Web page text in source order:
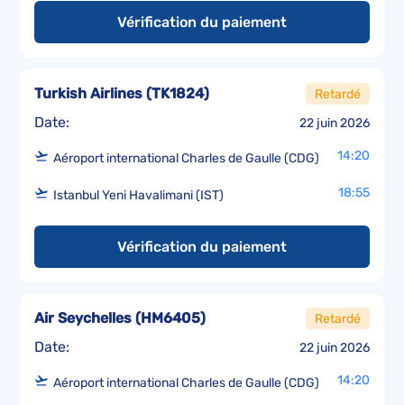
Vérification du paiement
Date: 22 juin 2026
Turkish Airlines (TK1824) Retardé
Aéroport international Charles de Gaulle (CDG) 14:20
Istanbul Yeni Havalimani (IST) 18:55
Vérification du paiement
Date: 22 juin 2026
Air Seychelles (HM6405) Retardé
Aéroport international Charles de Gaulle (CDG) 14:20